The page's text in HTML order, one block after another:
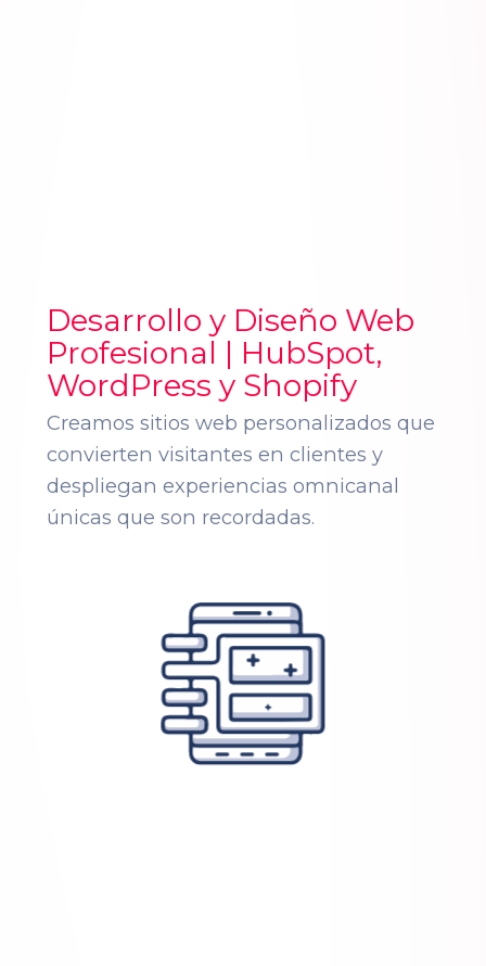
Desarrollo y Diseño Web
Profesional | HubSpot,
WordPress y Shopify
Creamos sitios web personalizados que
convierten visitantes en clientes y
despliegan experiencias omnicanal
únicas que son recordadas.